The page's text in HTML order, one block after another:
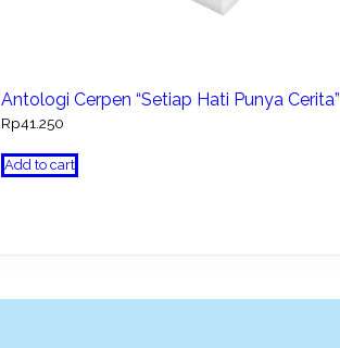
Antologi Cerpen “Setiap Hati Punya Cerita”
Rp41.250
Add to cart